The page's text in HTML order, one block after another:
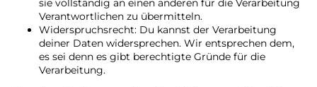
sie vollständig an einen anderen für die Verarbeitung
Verantwortlichen zu übermitteln.
Widerspruchsrecht: Du kannst der Verarbeitung
deiner Daten widersprechen. Wir entsprechen dem,
es sei denn es gibt berechtigte Gründe für die
Verarbeitung.